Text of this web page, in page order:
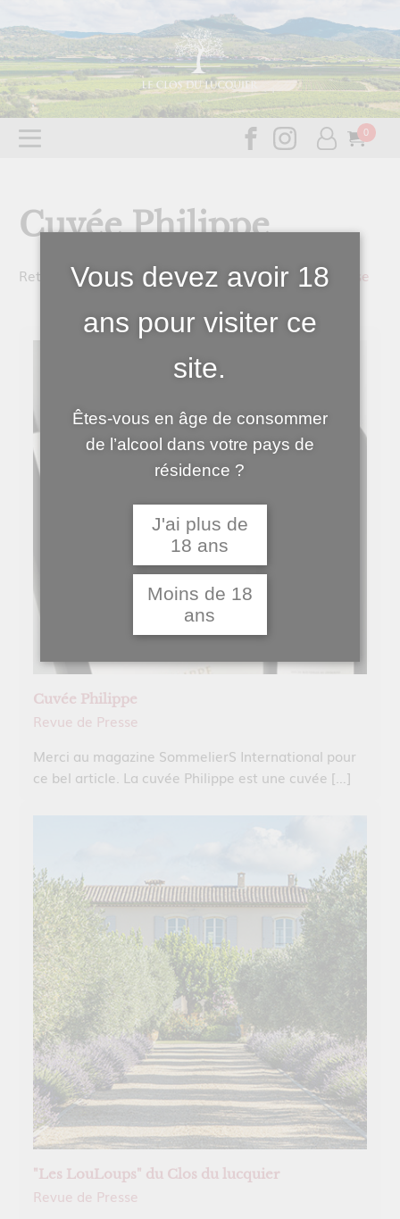
Cuvée Philippe
Retrouvez ici les posts de la catégorieRevue de Presse
Cuvée Philippe
Revue de Presse
Merci au magazine SommelierS International pour
ce bel article. La cuvée Philippe est une cuvée […]
"Les LouLoups" du Clos du lucquier
Revue de Presse
Vous devez avoir 18
ans pour visiter ce
site.
Êtes-vous en âge de consommer
de l’alcool dans votre pays de
résidence ?
J'ai plus de
18 ans
Moins de 18
ans